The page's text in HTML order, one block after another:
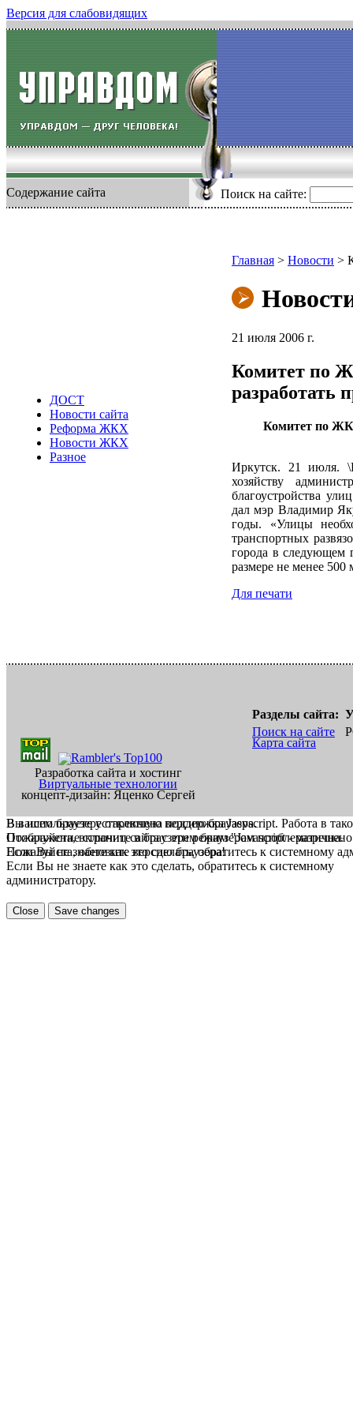
Версия для слабовидящих
Содержание сайта Поиск на сайте:
ДОСТ
Новости сайта
Реформа ЖКХ
Новости ЖКХ
Разное
Главная > Новости >
21 июля 2006 г.
Комитет по
разработать
Комитет по
Иркутск. 21 июля.
хозяйству
благоустройства
дал мэр Владимир
годы. «Улицы
транспортных
города в следующем
размере не менее 500
Для печати
Разработка сайта и хостинг
Виртуальные технологии
концепт-дизайн: Яценко Сергей
Разделы сайта:
Поиск на сайте
Карта сайта
В вашем браузере отключена поддержка Jasvscript. Работа в
Пожалуйста, включите в браузере режим "Javascript -
Если Вы не знаете как это сделать, обратитесь к системному
Вы используете устаревшую версию браузера.
Отображение страниц сайта с этим браузером проблематична.
Пожалуйста, обновите версию браузера!
Если Вы не знаете как это сделать, обратитесь к системному
администратору.
Close Save changes